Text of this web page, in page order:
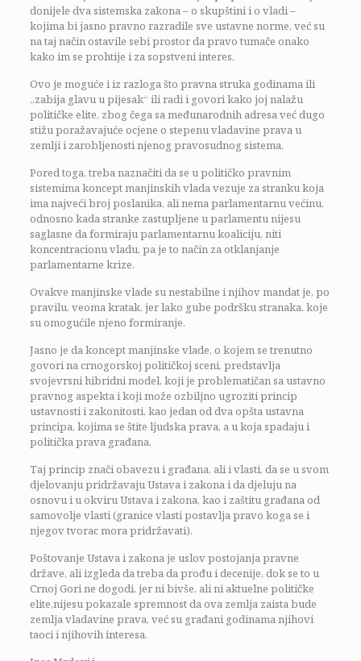
donijele dva sistemska zakona – o skupštini i o vladi –
kojima bi jasno pravno razradile sve ustavne norme, već su
na taj način ostavile sebi prostor da pravo tumače onako
kako im se prohtije i za sopstveni interes.
Ovo je moguće i iz razloga što pravna struka godinama ili
„zabija glavu u pijesak“ ili radi i govori kako joj nalažu
političke elite, zbog čega sa međunarodnih adresa već dugo
stižu poražavajuće ocjene o stepenu vladavine prava u
zemlji i zarobljenosti njenog pravosudnog sistema.
Pored toga, treba naznačiti da se u političko pravnim
sistemima koncept manjinskih vlada vezuje za stranku koja
ima najveći broj poslanika, ali nema parlamentarnu većinu,
odnosno kada stranke zastupljene u parlamentu nijesu
saglasne da formiraju parlamentarnu koaliciju, niti
koncentracionu vladu, pa je to način za otklanjanje
parlamentarne krize.
Ovakve manjinske vlade su nestabilne i njihov mandat je, po
pravilu, veoma kratak, jer lako gube podršku stranaka, koje
su omogućile njeno formiranje.
Jasno je da koncept manjinske vlade, o kojem se trenutno
govori na crnogorskoj političkoj sceni, predstavlja
svojevrsni hibridni model, koji je problematičan sa ustavno
pravnog aspekta i koji može ozbiljno ugroziti princip
ustavnosti i zakonitosti, kao jedan od dva opšta ustavna
principa, kojima se štite ljudska prava, a u koja spadaju i
politička prava građana.
Taj princip znači obavezu i građana, ali i vlasti, da se u svom
djelovanju pridržavaju Ustava i zakona i da djeluju na
osnovu i u okviru Ustava i zakona, kao i zaštitu građana od
samovolje vlasti (granice vlasti postavlja pravo koga se i
njegov tvorac mora pridržavati).
Poštovanje Ustava i zakona je uslov postojanja pravne
države, ali izgleda da treba da prođu i decenije, dok se to u
Crnoj Gori ne dogodi, jer ni bivše, ali ni aktuelne političke
elite,nijesu pokazale spremnost da ova zemlja zaista bude
zemlja vladavine prava, već su građani godinama njihovi
taoci i njihovih interesa.